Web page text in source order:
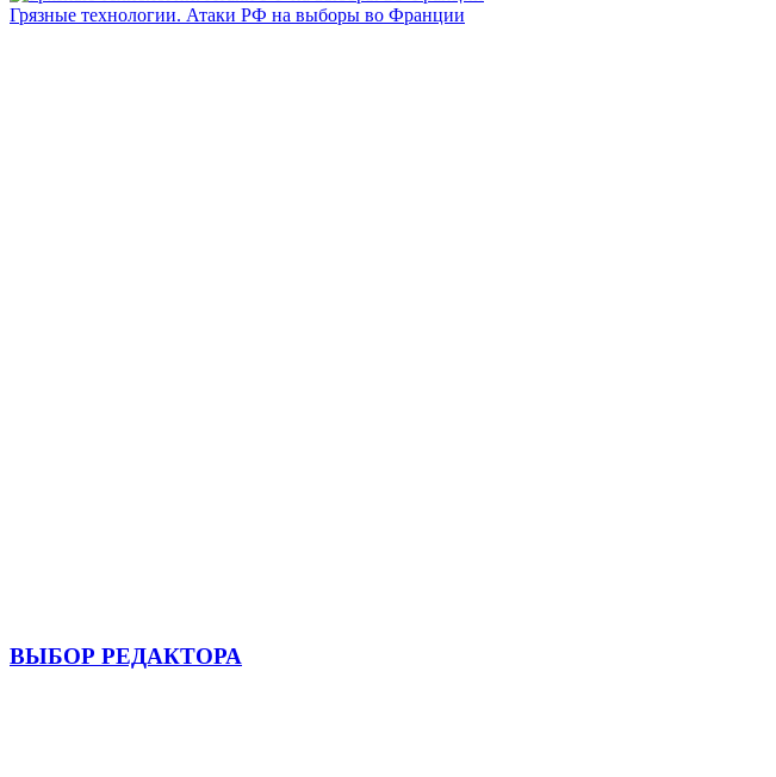
Грязные технологии. Атаки РФ на выборы во Франции
ВЫБОР РЕДАКТОРА